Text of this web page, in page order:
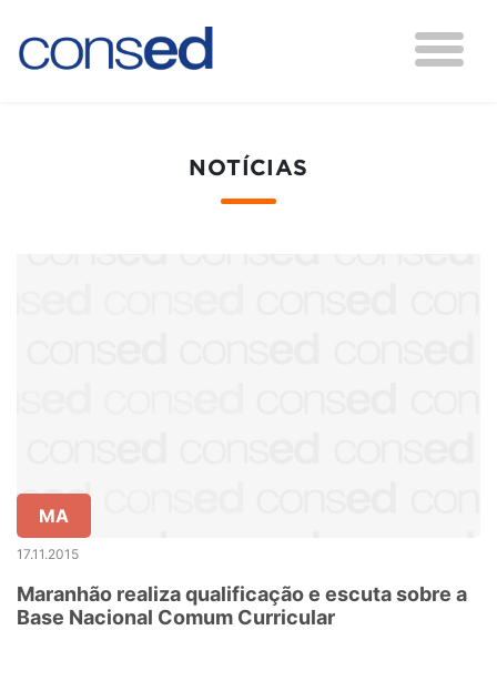
NOTÍCIAS
MA
17.11.2015
Maranhão realiza qualificação e escuta sobre a
Base Nacional Comum Curricular